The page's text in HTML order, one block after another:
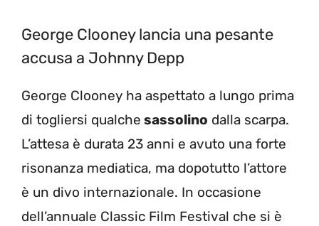
George Clooney lancia una pesante
accusa a Johnny Depp
George Clooney ha aspettato a lungo prima
di togliersi qualche sassolino dalla scarpa.
L’attesa è durata 23 anni e avuto una forte
risonanza mediatica, ma dopotutto l’attore
è un divo internazionale. In occasione
dell’annuale Classic Film Festival che si è